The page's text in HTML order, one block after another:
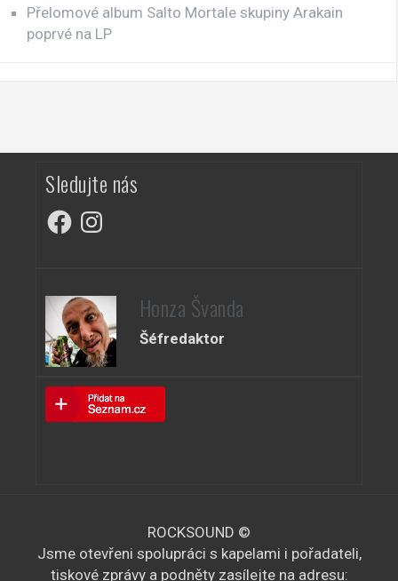
Přelomové album Salto Mortale skupiny Arakain
poprvé na LP
Sledujte nás
FacebookInstagram
Honza Švanda
Šéfredaktor
ROCKSOUND ©
Jsme otevřeni spolupráci s kapelami i pořadateli,
tiskové zprávy a podněty zasílejte na adresu: